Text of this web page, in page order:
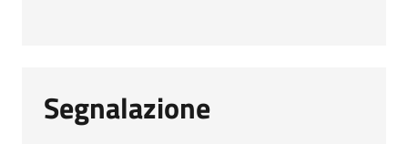
Segnalazione